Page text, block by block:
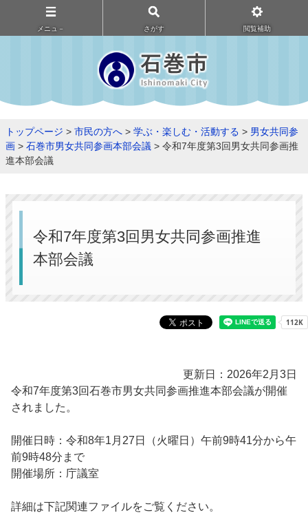
メニュ－ さがす 閲覧補助
トップページ > 市民の方へ > 学ぶ・楽しむ・活動する > 男女共同参
画 > 石巻市男女共同参画本部会議 > 令和7年度第3回男女共同参画推
進本部会議
令和7年度第3回男女共同参画推進
本部会議
更新日：2026年2月3日
令和7年度第3回石巻市男女共同参画推進本部会議が開催
されました。
開催日時：令和8年1月27日（火曜日）午前9時41分から午
前9時48分まで
開催場所：庁議室
詳細は下記関連ファイルをご覧ください。